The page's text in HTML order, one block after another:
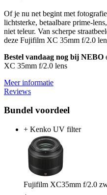
Of je nu net begint met
lichtsterke, betaalbare prime-
niet teleur. Van scherpe
deze Fujifilm XC 35mm f/2.0
Bestel vandaag nog bij NEBO
XC 35mm f/2.0 lens
Meer informatie
Reviews
Bundel voordeel
+ Kenko UV filter
Fujifilm XC35mm f/2.0